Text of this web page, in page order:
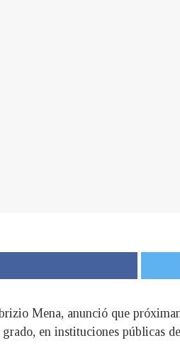
Mena, anunció que
en instituciones públicas